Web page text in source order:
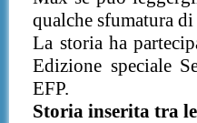
qualche sfumatura
La storia ha
Edizione speciale
EFP.
Storia inserita tra